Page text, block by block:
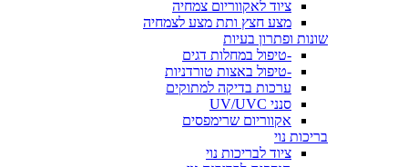
ציוד לאקווריום צמחיה
מצע חצץ ותת מצע לצמחיה
שונות ופתרון בעיות
-טיפול במחלות דגים
-טיפול באצות טורדניות
ערכות בדיקה למתוקים
סנני UV/UVC
אקווריום שרימפסים
בריכות נוי
ציוד לבריכות נוי